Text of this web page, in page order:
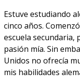
Estuve estudiando
cinco años.
escuela
pasión mía. Sin
Unidos no ofrecía
mis habilidades